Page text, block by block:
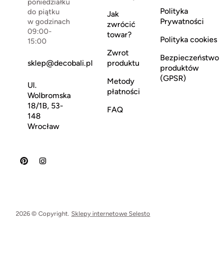
poniedziałku
do piątku
w godzinach
09:00-
15:00
sklep@decobali.pl
Ul.
Wolbromska
18/1B, 53-
148
Wrocław
Jak
zwrócić
towar?
Zwrot
produktu
Metody
płatności
FAQ
Polityka
Prywatności
Polityka cookies
Bezpieczeństwo
produktów
(GPSR)
2026 © Copyright. Sklepy internetowe Selesto